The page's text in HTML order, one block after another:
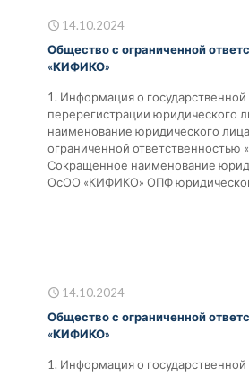
14.10.2024
Общество с ограниченной
«КИФИКО»
1. Информация о
перерегистрации юридического
наименование юридического
ограниченной ответственностью
Сокращенное наименование
ОсОО «КИФИКО» ОПФ
14.10.2024
Общество с ограниченной
«КИФИКО»
1. Информация о